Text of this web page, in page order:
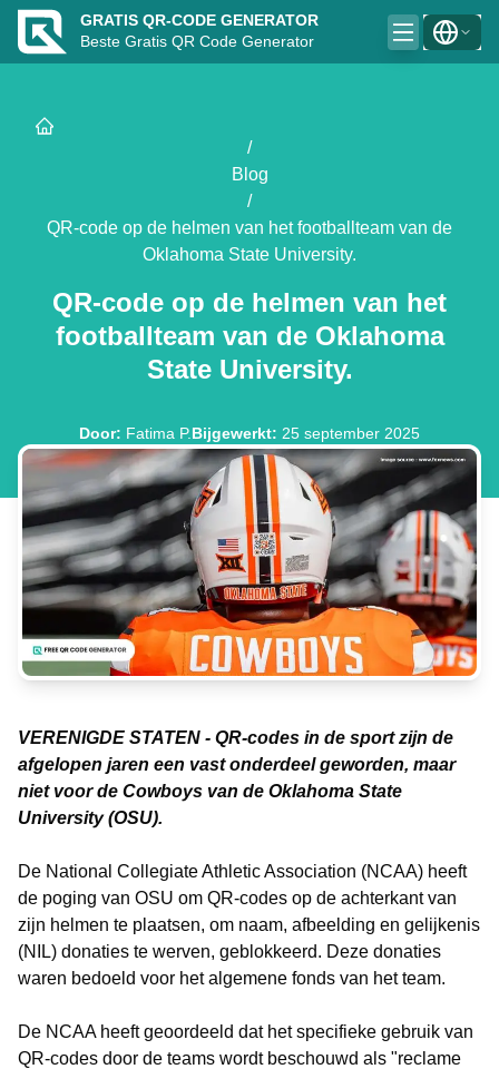
GRATIS QR-CODE GENERATOR
Beste Gratis QR Code Generator
/
Blog
/
QR-code op de helmen van het footballteam van de
Oklahoma State University.
QR-code op de helmen van het
footballteam van de Oklahoma
State University.
Door: Fatima P.Bijgewerkt: 25 september 2025
VERENIGDE STATEN - QR-codes in de sport zijn de
afgelopen jaren een vast onderdeel geworden, maar
niet voor de Cowboys van de Oklahoma State
University (OSU).
De National Collegiate Athletic Association (NCAA) heeft
de poging van OSU om QR-codes op de achterkant van
zijn helmen te plaatsen, om naam, afbeelding en gelijkenis
(NIL) donaties te werven, geblokkeerd. Deze donaties
waren bedoeld voor het algemene fonds van het team.
De NCAA heeft geoordeeld dat het specifieke gebruik van
QR-codes door de teams wordt beschouwd als "reclame